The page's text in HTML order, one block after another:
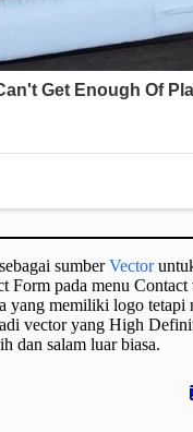
sumberVector
pada menu
memiliki logo
vector yang High
dan salam luar biasa.